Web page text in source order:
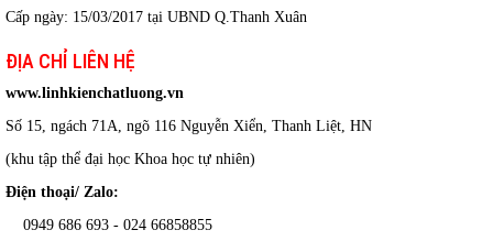
Cấp ngày: 15/03/2017 tại UBND Q.Thanh Xuân
ĐỊA CHỈ LIÊN HỆ
www.linhkienchatluong.vn
Số 15, ngách 71A, ngõ 116 Nguyễn Xiển, Thanh Liệt, HN
(khu tập thể đại học Khoa học tự nhiên)
Điện thoại/ Zalo:
0949 686 693 - 024 66858855